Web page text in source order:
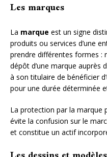
Les marques
La marque est un signe
produits ou services d’une
prendre différentes formes :
dépôt d’une marque auprès
à son titulaire de bénéficier
pour une durée déterminée
La protection par la marque
évite la confusion sur le
et constitue un actif